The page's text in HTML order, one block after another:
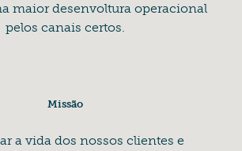
maior desenvoltura operacional
pelos canais certos.
Missão
a vida dos nossos clientes e